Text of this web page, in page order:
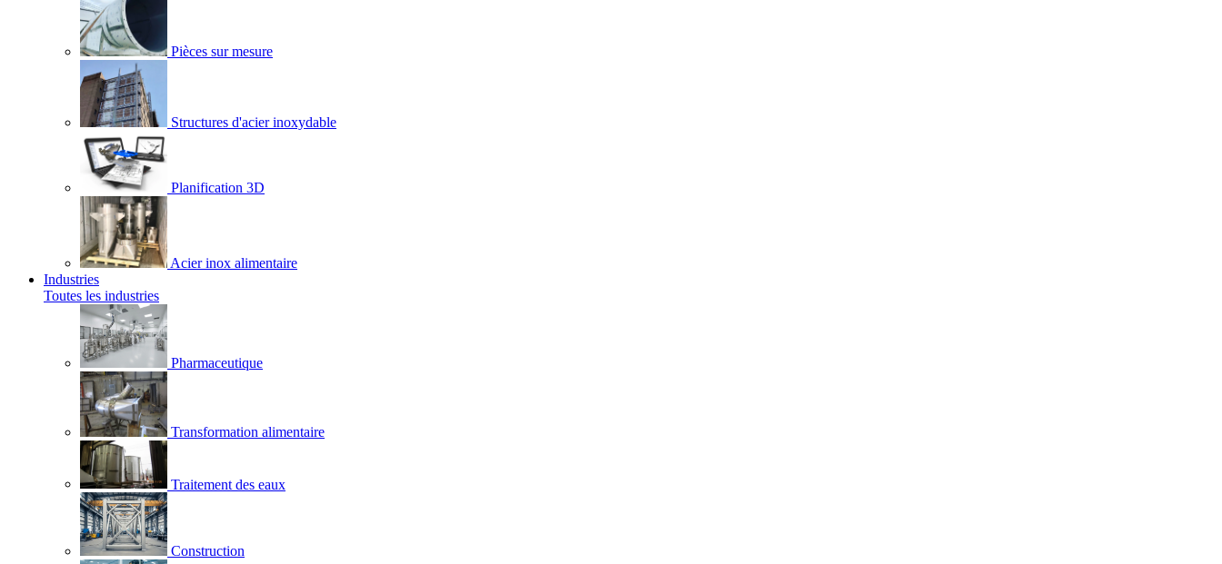
Pièces sur mesure
Structures d'acier inoxydable
Planification 3D
Acier inox alimentaire
Industries
Toutes les industries
Pharmaceutique
Transformation alimentaire
Traitement des eaux
Construction